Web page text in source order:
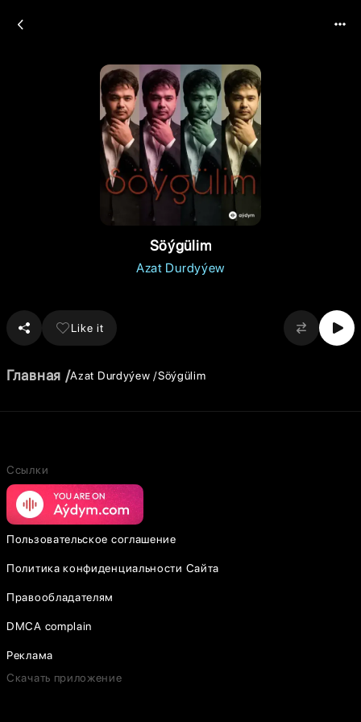
Söýgülim
Azat Durdyýew
Like it
Главная Azat Durdyýew Söýgülim
Ссылки
Пользовательское соглашение
Политика конфиденциальности Сайта
Правообладателям
DMCA complain
Реклама
Скачать приложение